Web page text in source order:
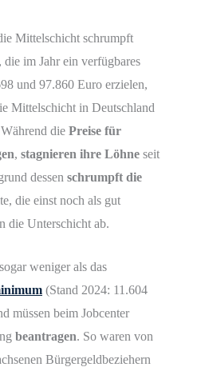
Mittelschicht schrumpft
im Jahr ein verfügbares
und 97.860 Euro erzielen,
Mittelschicht in Deutschland
die Preise für
, stagnieren ihre Löhne seit
dessen schrumpft die
die einst noch als gut
die Unterschicht ab.
weniger als das
(Stand 2024: 11.604
müssen beim Jobcenter
beantragen. So waren von
Bürgergeldbeziehern